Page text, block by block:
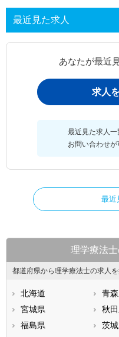
最近見た求人
あなたが最近
求人
最近見た求人一
お問い合わせが
最近
理学療法
都道府県から理学療法士の求人
北海道 青
宮城県
秋
福島県
茨